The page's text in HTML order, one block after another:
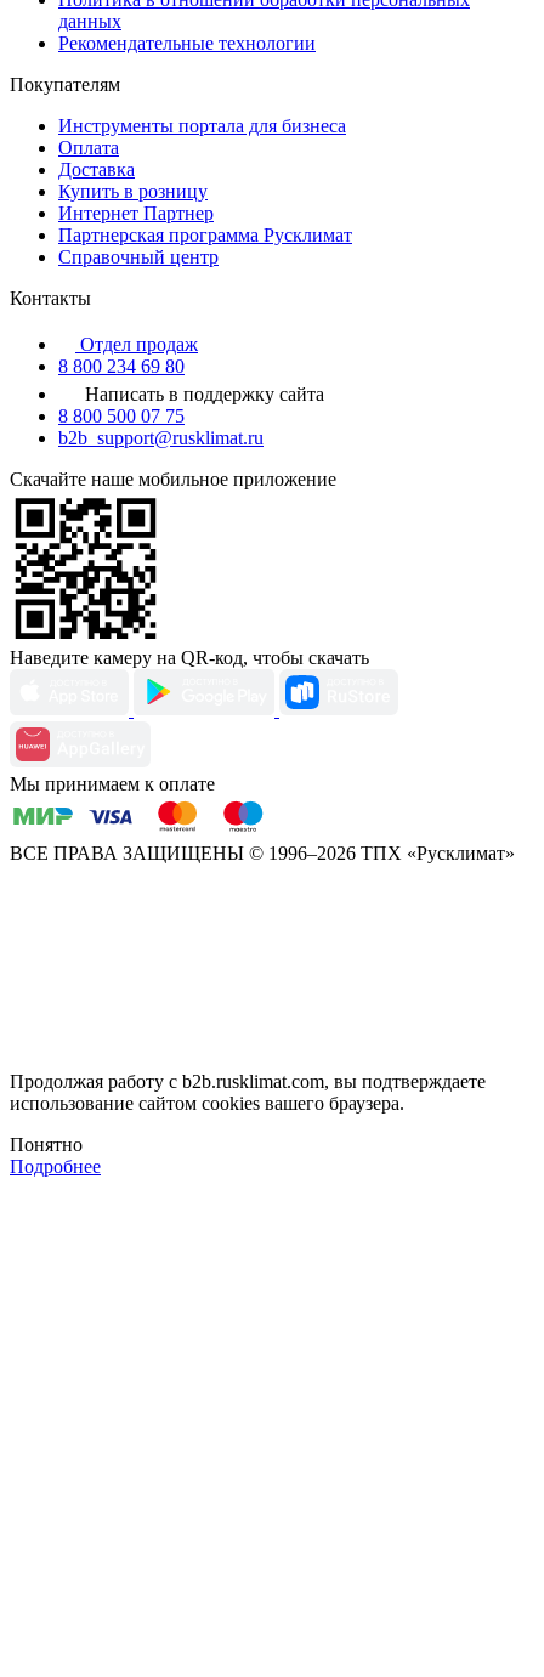
данных
Рекомендательные технологии
Покупателям
Инструменты портала для бизнеса
Оплата
Доставка
Купить в розницу
Интернет Партнер
Партнерская программа Русклимат
Справочный центр
Контакты
Отдел продаж
8 800 234 69 80
Написать в поддержку сайта
8 800 500 07 75
b2b_support@rusklimat.ru
Скачайте наше мобильное приложение
Наведите камеру на QR-код, чтобы скачать
Мы принимаем к оплате
ВСЕ ПРАВА ЗАЩИЩЕНЫ © 1996–2026 ТПХ «Русклимат»
Продолжая работу с b2b.rusklimat.com, вы подтверждаете
использование сайтом cookies вашего браузера.
Понятно
Подробнее